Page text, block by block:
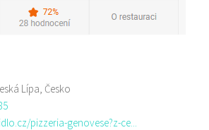
Lípa, Česko
pizzeria-genovese?z-ce...